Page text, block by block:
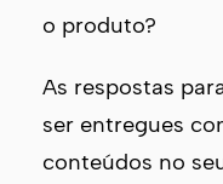
o produto?
As respostas
ser entregues
conteúdos no